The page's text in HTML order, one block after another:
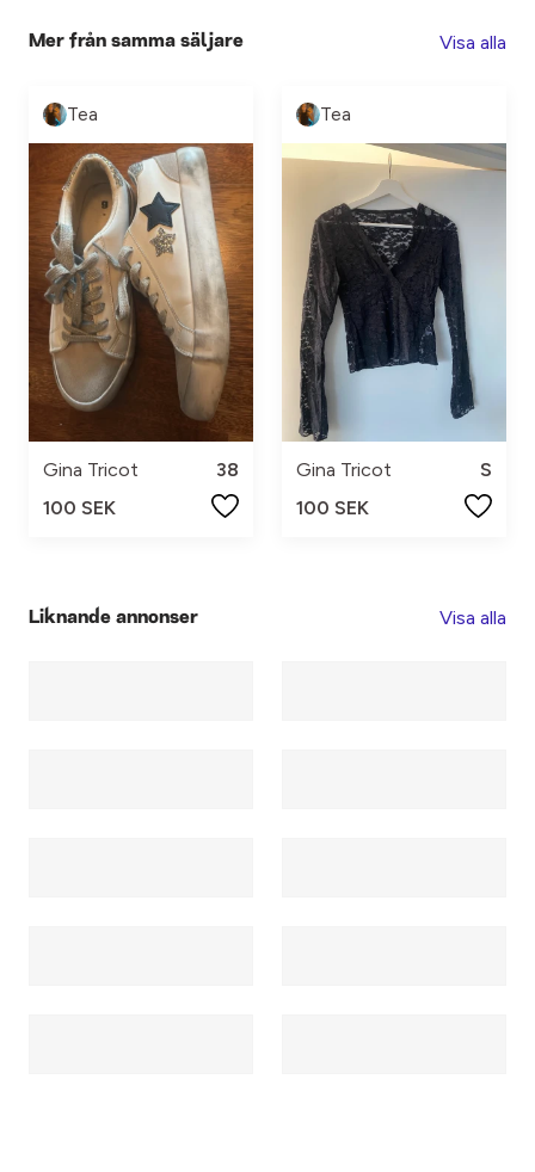
Mer från samma säljare Visa alla
Tea
Gina Tricot
38
100 SEK
Tea
Gina Tricot
S
100 SEK
Liknande annonser Visa alla